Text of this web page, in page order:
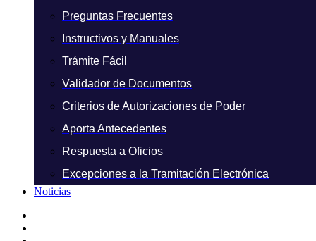
Preguntas Frecuentes
Instructivos y Manuales
Trámite Fácil
Validador de Documentos
Criterios de Autorizaciones de Poder
Aporta Antecedentes
Respuesta a Oficios
Excepciones a la Tramitación Electrónica
Noticias